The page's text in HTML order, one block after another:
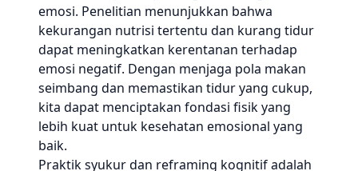
emosi. Penelitian menunjukkan bahwa
kekurangan nutrisi tertentu dan kurang tidur
dapat meningkatkan kerentanan terhadap
emosi negatif. Dengan menjaga pola makan
seimbang dan memastikan tidur yang cukup,
kita dapat menciptakan fondasi fisik yang
lebih kuat untuk kesehatan emosional yang
baik.
Praktik syukur dan reframing kognitif adalah